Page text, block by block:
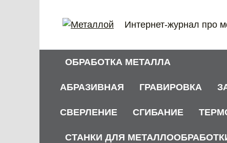
Интернет-журнал про
ОБРАБОТКА МЕТАЛЛА
АБРАЗИВНАЯ ГРАВИРОВКА
СВЕРЛЕНИЕ СГИБАНИЕ
СТАНКИ ДЛЯ